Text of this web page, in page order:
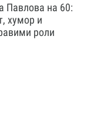
Павлова на 60:
хумор и
роли